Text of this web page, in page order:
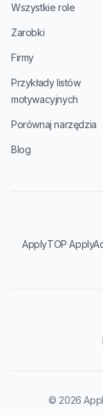
Wszystkie role
Zarobki
Firmy
Przykłady listów
motywacyjnych
Porównaj narzędzia
Blog
ApplyTOP·
© 2026